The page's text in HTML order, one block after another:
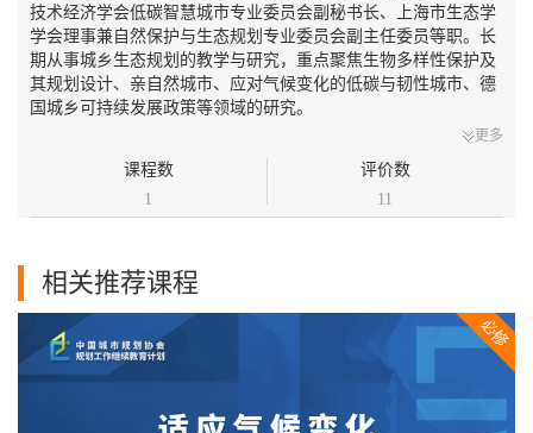
技术经济学会低碳智慧城市专业委员会副秘书长、上海市生态学
学会理事兼自然保护与生态规划专业委员会副主任委员等职。长
期从事城乡生态规划的教学与研究，重点聚焦生物多样性保护及
其规划设计、亲自然城市、应对气候变化的低碳与韧性城市、德
国城乡可持续发展政策等领域的研究。
更多
课程数
1
评价数
11
相关推荐课程